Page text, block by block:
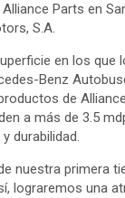
Parts en
S.A.
en los que
Benz
de
a más de 3.5
durabilidad.
nuestra primera
lograremos una